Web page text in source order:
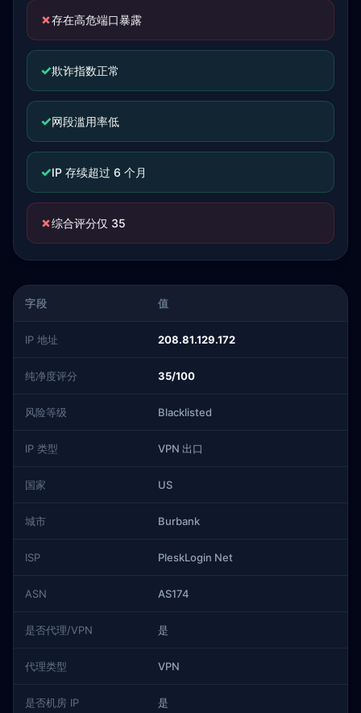
✗存在高危端口暴露
✓欺诈指数正常
✓网段滥用率低
✓IP 存续超过 6 个月
✗综合评分仅 35
字段 值
IP 地址 208.81.129.172
纯净度评分 35/100
风险等级 Blacklisted
IP 类型 VPN 出口
国家 US
城市 Burbank
ISP PleskLogin Net
ASN AS174
是否代理/VPN 是
代理类型 VPN
是否机房 IP 是